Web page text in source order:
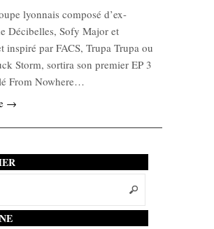
lyonnais composé d’ex-
Décibelles, Sofy Major et
inspiré par FACS, Trupa Trupa ou
Storm, sortira son premier EP 3
From Nowhere…
→